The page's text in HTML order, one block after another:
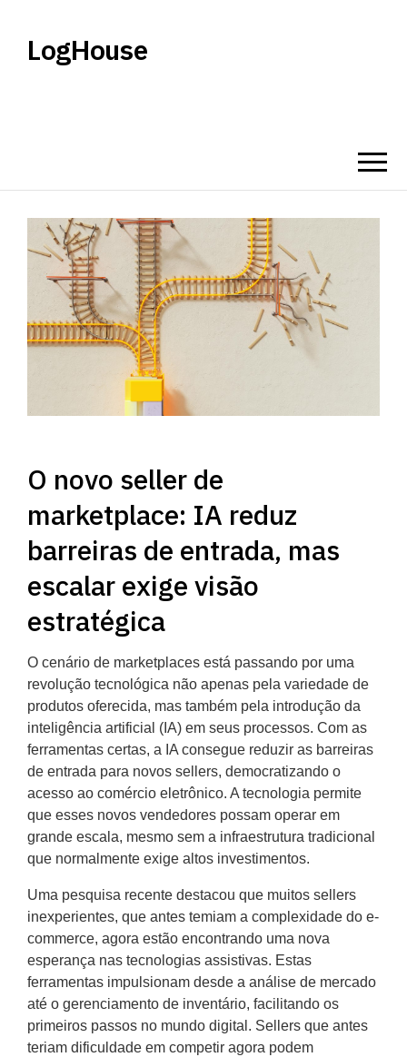
LogHouse
O novo seller de
marketplace: IA reduz
barreiras de entrada, mas
escalar exige visão
estratégica
O cenário de marketplaces está passando por uma
revolução tecnológica não apenas pela variedade de
produtos oferecida, mas também pela introdução da
inteligência artificial (IA) em seus processos. Com as
ferramentas certas, a IA consegue reduzir as barreiras
de entrada para novos sellers, democratizando o
acesso ao comércio eletrônico. A tecnologia permite
que esses novos vendedores possam operar em
grande escala, mesmo sem a infraestrutura tradicional
que normalmente exige altos investimentos.
Uma pesquisa recente destacou que muitos sellers
inexperientes, que antes temiam a complexidade do e-
commerce, agora estão encontrando uma nova
esperança nas tecnologias assistivas. Estas
ferramentas impulsionam desde a análise de mercado
até o gerenciamento de inventário, facilitando os
primeiros passos no mundo digital. Sellers que antes
teriam dificuldade em competir agora podem